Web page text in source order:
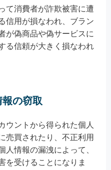
て消費者が詐欺被害に遭
信用が損なわれ、ブラン
が偽商品や偽サービスに
る信頼が大きく損なわれ
の窃取
ウントから得られた個人
売買されたり、不正利用
人情報の漏洩によって、
を受けることになりま